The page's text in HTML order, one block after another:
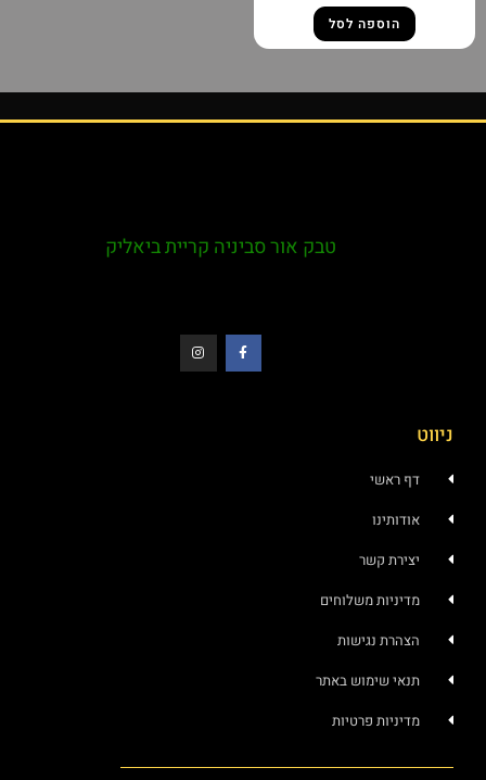
הוספה לסל
טבק אור סביניה קריית ביאליק
ניווט
דף ראשי
אודותינו
יצירת קשר
מדיניות משלוחים
הצהרת נגישות
תנאי שימוש באתר
מדיניות פרטיות